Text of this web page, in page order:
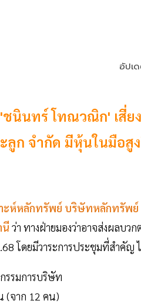
อัปเ
ชนินทร์ โทณวณิก' เสี่
ก จำกัด มีหุ้นในมือสู
ะห์หลักทรัพย์ บริษัทหลักทรัพย์
นี ว่า ทางฝ่ายมองว่าอาจส่งผลบว
โดยมีวาระการประชุมที่สำคัญ
รรมการบริษัท
(จาก 12 คน)